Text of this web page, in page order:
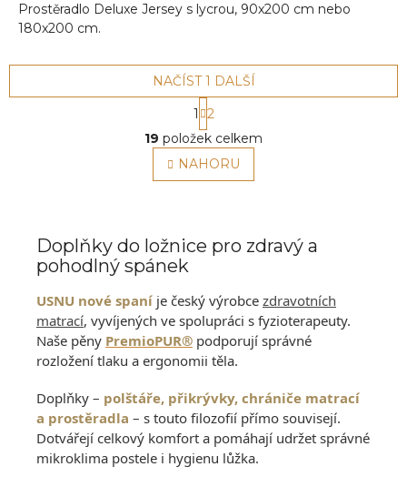
Prostěradlo Deluxe Jersey s lycrou, 90x200 cm nebo
180x200 cm.
O
v
l
á
í
v
k
y
v
ý
p
i
s
u
NAČÍST 1 DALŠÍ
S
t
r
á
n
k
n
1
2
19 položek celkem
NAHORU
Doplňky do ložnice pro zdravý a
pohodlný spánek
USNU nové spaní je český výrobce zdravotních
matrací, vyvíjených ve spolupráci s fyzioterapeuty.
Naše pěny PremioPUR® podporují správné
rozložení tlaku a ergonomii těla.
Doplňky – polštáře, přikrývky, chrániče matrací
a prostěradla – s touto filozofií přímo souvisejí.
Dotvářejí celkový komfort a pomáhají udržet správné
mikroklima postele i hygienu lůžka.